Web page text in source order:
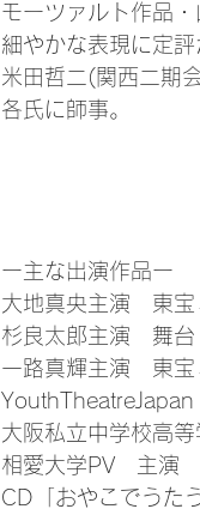
モーツァルト作品
細やかな表現に定
米田哲二(関西二期
各氏に師事。
ー主な出演作品ー
大地真央主演　東
杉良太郎主演　舞
一路真輝主演　東
大阪私立中学校高
相愛大学PV　主演
CD「おやこでうた